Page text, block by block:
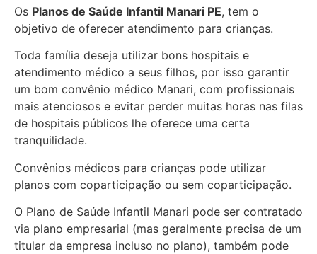
Os Planos de Saúde Infantil Manari PE, tem o
objetivo de oferecer atendimento para crianças.
Toda família deseja utilizar bons hospitais e
atendimento médico a seus filhos, por isso garantir
um bom convênio médico Manari, com profissionais
mais atenciosos e evitar perder muitas horas nas filas
de hospitais públicos lhe oferece uma certa
tranquilidade.
Convênios médicos para crianças pode utilizar
planos com coparticipação ou sem coparticipação.
O Plano de Saúde Infantil Manari pode ser contratado
via plano empresarial (mas geralmente precisa de um
titular da empresa incluso no plano), também pode